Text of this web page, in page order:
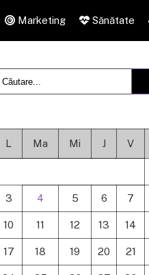
Marketing Sănătate
L Ma Mi J V
3 4 5 6 7
10 11 12 13 14
17 18 19 20 21